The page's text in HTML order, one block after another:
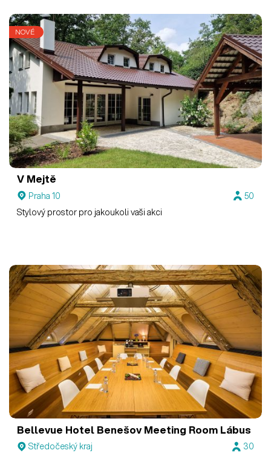
NOVÉ
V Mejtě
Praha 10
50
Stylový prostor pro jakoukoli vaši akci
Bellevue Hotel BenešovMeeting Room Lábus
Středočeský kraj
30